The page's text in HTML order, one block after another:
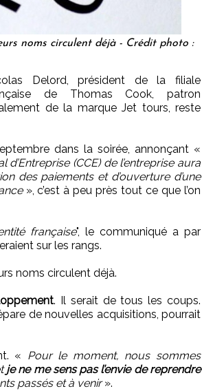
noms circulent déjà - Crédit photo :
Delord, président de la filiale
de Thomas Cook, patron
de la marque Jet tours, reste
dans la soirée, annonçant «
(CCE) de l’entreprise aura
des paiements et d’ouverture d’une
», c’est à peu près tout ce que l’on
française", le communiqué a par
sur les rangs.
noms circulent déjà.
. Il serait de tous les coups.
de nouvelles acquisitions, pourrait
« Pour le moment, nous sommes
je ne me sens pas l’envie de reprendre
passés et à venir».